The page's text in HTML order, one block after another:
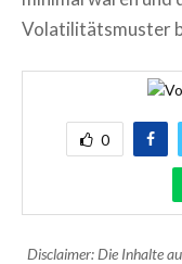
Volatilitätsmuster
0
Disclaimer: Die Inhalte